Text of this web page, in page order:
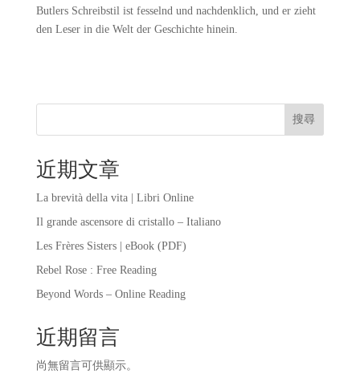
Butlers Schreibstil ist fesselnd und nachdenklich, und er zieht
den Leser in die Welt der Geschichte hinein.
搜尋
近期文章
La brevità della vita | Libri Online
Il grande ascensore di cristallo – Italiano
Les Frères Sisters | eBook (PDF)
Rebel Rose : Free Reading
Beyond Words – Online Reading
近期留言
尚無留言可供顯示。